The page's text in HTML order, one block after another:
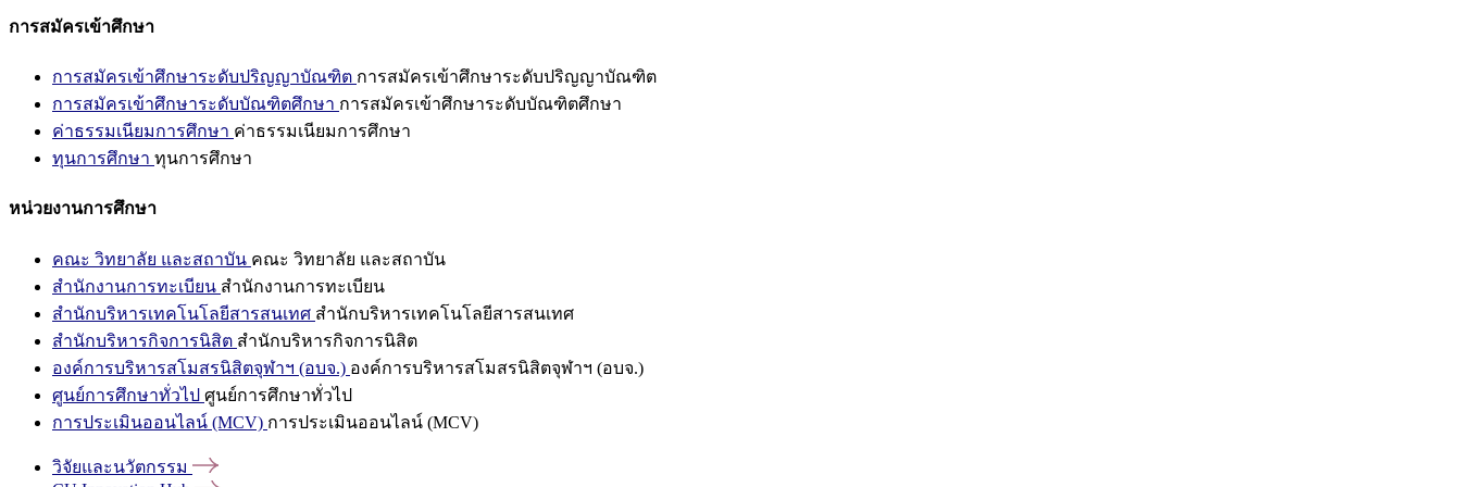
การสมัครเข้าศึกษา
การสมัครเข้าศึกษาระดับปริญญาบัณฑิต การสมัครเข้าศึกษาระดับปริญญาบัณฑิต
การสมัครเข้าศึกษาระดับบัณฑิตศึกษา การสมัครเข้าศึกษาระดับบัณฑิตศึกษา
ค่าธรรมเนียมการศึกษา ค่าธรรมเนียมการศึกษา
ทุนการศึกษา ทุนการศึกษา
หน่วยงานการศึกษา
คณะ วิทยาลัย และสถาบัน คณะ วิทยาลัย และสถาบัน
สำนักงานการทะเบียน สำนักงานการทะเบียน
สำนักบริหารเทคโนโลยีสารสนเทศ สำนักบริหารเทคโนโลยีสารสนเทศ
สำนักบริหารกิจการนิสิต สำนักบริหารกิจการนิสิต
องค์การบริหารสโมสรนิสิตจุฬาฯ (อบจ.) องค์การบริหารสโมสรนิสิตจุฬาฯ (อบจ.)
ศูนย์การศึกษาทั่วไป ศูนย์การศึกษาทั่วไป
การประเมินออนไลน์ (MCV) การประเมินออนไลน์ (MCV)
วิจัยและนวัตกรรม